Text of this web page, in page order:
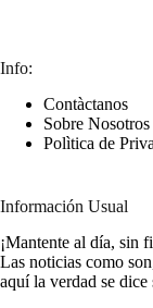
Info:
Contàctanos
Sobre Nosotros
Polìtica de
Información Usual
¡Mantente al día, sin
Las noticias como
aquí la verdad se dice